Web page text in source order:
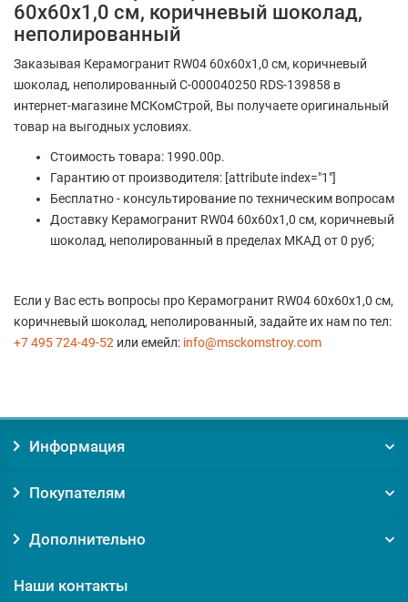
60x60x1,0 см, коричневый шоколад,
неполированный
Заказывая Керамогранит RW04 60x60x1,0 см, коричневый
шоколад, неполированный С-000040250 RDS-139858 в
интернет-магазине МСКомСтрой, Вы получаете оригинальный
товар на выгодных условиях.
Стоимость товара: 1990.00р.
Гарантию от производителя: [attribute index="1"]
Бесплатно - консультирование по техническим вопросам
Доставку Керамогранит RW04 60x60x1,0 см, коричневый
шоколад, неполированный в пределах МКАД от 0 руб;
Если у Вас есть вопросы про Керамогранит RW04 60x60x1,0 см,
коричневый шоколад, неполированный, задайте их нам по тел:
+7 495 724-49-52 или емейл: info@msckomstroy.com
Информация
Покупателям
Дополнительно
Наши контакты